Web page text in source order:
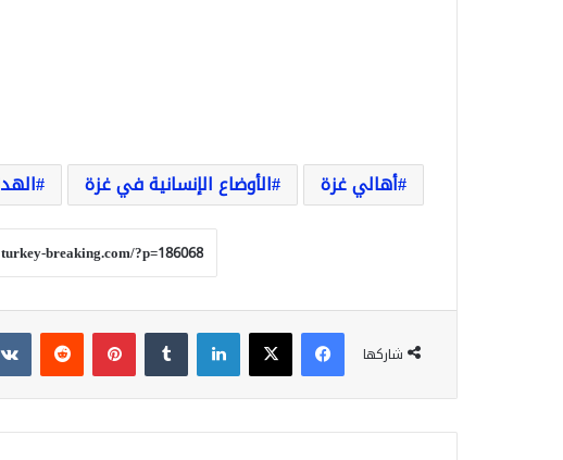
أهالي غزة الأوضاع الإنسانية في غزة
شاركها
فيسبوك‫X لينكدإن بينتيريست